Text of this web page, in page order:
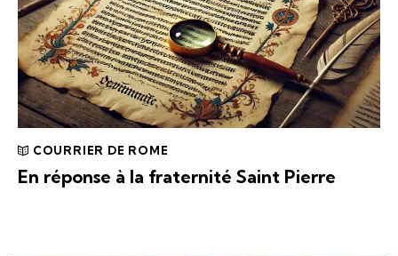
COURRIER DE ROME
En réponse à la fraternité Saint Pierre